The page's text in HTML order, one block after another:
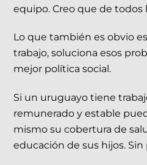
equipo. Creo que de todos
Lo que también es obvio
trabajo, soluciona esos
mejor política social.
Si un uruguayo tiene
remunerado y estable
mismo su cobertura de
educación de sus hijos.